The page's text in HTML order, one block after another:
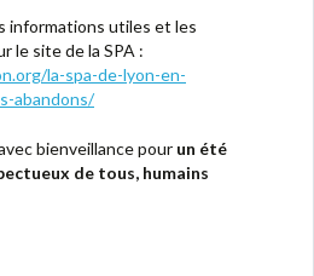
informations utiles et les
le site de la SPA :
la-spa-de-lyon-en-
abandons/
bienveillance pour un été
de tous, humains